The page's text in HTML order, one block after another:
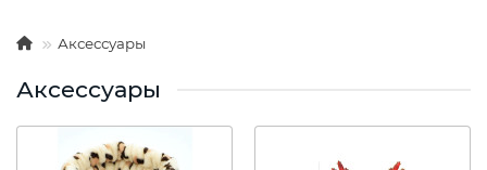
Аксессуары
Аксессуары